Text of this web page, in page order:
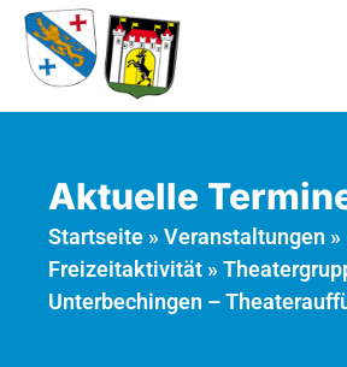
Aktuelle
Startseite » Veranstaltungen »
Freizeitaktivität »
Unterbechingen –